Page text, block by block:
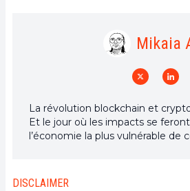
Mikaia
La révolution blockchain et
Et le jour où les impacts se
l’économie la plus vulnérable de
DISCLAIMER